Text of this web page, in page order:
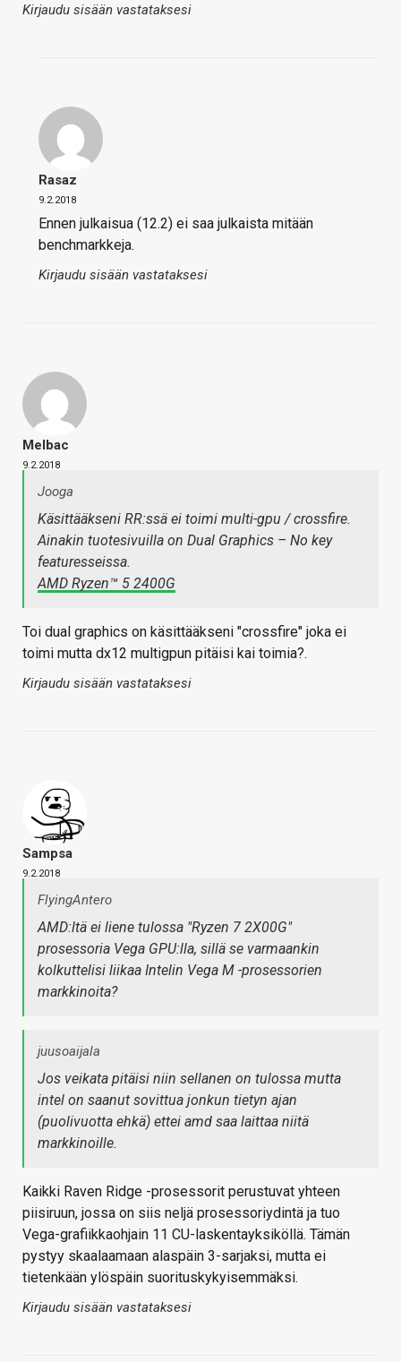
Kirjaudu sisään vastataksesi
Rasaz
9.2.2018
Ennen julkaisua (12.2) ei saa julkaista mitään
benchmarkkeja.
Kirjaudu sisään vastataksesi
Melbac
9.2.2018
Jooga
Käsittääkseni RR:ssä ei toimi multi-gpu / crossfire.
Ainakin tuotesivuilla on Dual Graphics – No key
featuresseissa.
AMD Ryzen™ 5 2400G
Toi dual graphics on käsittääkseni "crossfire" joka ei
toimi mutta dx12 multigpun pitäisi kai toimia?.
Kirjaudu sisään vastataksesi
Sampsa
9.2.2018
FlyingAntero
AMD:ltä ei liene tulossa "Ryzen 7 2X00G"
prosessoria Vega GPU:lla, sillä se varmaankin
kolkuttelisi liikaa Intelin Vega M -prosessorien
markkinoita?
juusoaijala
Jos veikata pitäisi niin sellanen on tulossa mutta
intel on saanut sovittua jonkun tietyn ajan
(puolivuotta ehkä) ettei amd saa laittaa niitä
markkinoille.
Kaikki Raven Ridge -prosessorit perustuvat yhteen
piisiruun, jossa on siis neljä prosessoriydintä ja tuo
Vega-grafiikkaohjain 11 CU-laskentayksiköllä. Tämän
pystyy skaalaamaan alaspäin 3-sarjaksi, mutta ei
tietenkään ylöspäin suorituskykyisemmäksi.
Kirjaudu sisään vastataksesi